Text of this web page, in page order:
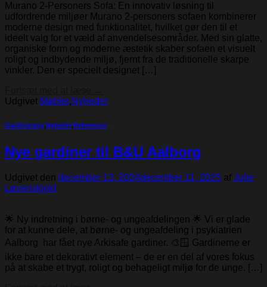
Murano 2-Personers Sofa: En innovativ løsning til
udfordrende miljøer Murano 2-personers sofaen kombinerer
moderne design med funktionalitet, hvilket gør den til et
ideelt valg for et væld af anvendelsesområder. Med sin glatte,
organiske form og moderne æstetik skaber sofaen et visuelt
roligt og indbydende miljø, fjernt fra de traditionelle skarpe
vinkler. Den er specielt designet […]
Udgivet Møbler,Nyheder
Gardinstang,Nyheder,Referencer
Nye gardiner til B&U Aalborg
Udgivet den december 13, 2024december 11, 2025 af Julie
Løvenskjold
🌟 Ny indretning i børne- og ungeafdelingen 🌟 Vi er glade
for at kunne dele, at børne- og ungeafdeling i psykiatrien
Aalborg har fået nye Arkisafe gardiner. 🎨🪟 Gardinerne er
ikke bare et dekorativt element – de er en del af vores fokus
på at skabe et trygt, roligt og behageligt miljø for de unge. […]